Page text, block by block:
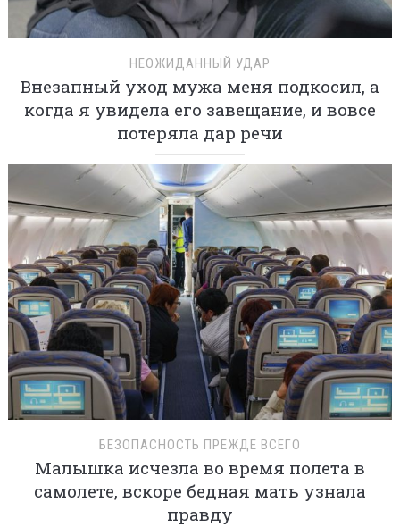
НЕОЖИДАННЫЙ УДАР
Внезапный уход мужа меня подкосил, а
когда я увидела его завещание, и вовсе
потеряла дар речи
БЕЗОПАСНОСТЬ ПРЕЖДЕ ВСЕГО
Малышка исчезла во время полета в
самолете, вскоре бедная мать узнала
правду